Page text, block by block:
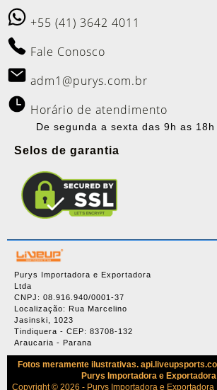
+55 (41) 3642 4011
Fale Conosco
adm1@purys.com.br
Horário de atendimento
De segunda a sexta das 9h as 18h
Selos de garantia
Purys Importadora e Exportadora
Ltda
CNPJ: 08.916.940/0001-37
Localização: Rua Marcelino
Jasinski, 1023
Tindiquera - CEP: 83708-132
Araucaria - Parana
Fotos meramente ilustrativas.
Purys Importadora e
Copyright © 2026 - Purys Importadora e Exportadora